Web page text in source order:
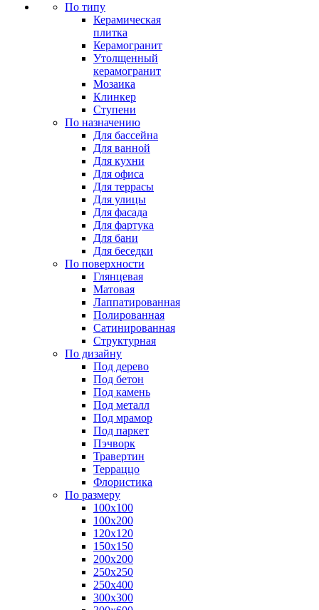
По типу
Керамическая
плитка
Керамогранит
Утолщенный
керамогранит
Мозаика
Клинкер
Ступени
По назначению
Для бассейна
Для ванной
Для кухни
Для офиса
Для террасы
Для улицы
Для фасада
Для фартука
Для бани
Для беседки
По поверхности
Глянцевая
Матовая
Лаппатированная
Полированная
Сатинированная
Структурная
По дизайну
Под дерево
Под бетон
Под камень
Под металл
Под мрамор
Под паркет
Пэчворк
Травертин
Терраццо
Флористика
По размеру
100х100
100х200
120х120
150х150
200х200
250х250
250х400
300х300